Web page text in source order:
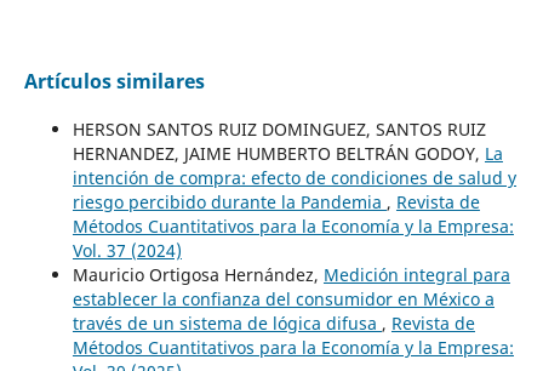
Artículos similares
HERSON SANTOS RUIZ DOMINGUEZ, SANTOS RUIZ
HERNANDEZ, JAIME HUMBERTO BELTRÁN GODOY, La
intención de compra: efecto de condiciones de salud y
riesgo percibido durante la Pandemia , Revista de
Métodos Cuantitativos para la Economía y la Empresa:
Vol. 37 (2024)
Mauricio Ortigosa Hernández, Medición integral para
establecer la confianza del consumidor en México a
través de un sistema de lógica difusa , Revista de
Métodos Cuantitativos para la Economía y la Empresa: